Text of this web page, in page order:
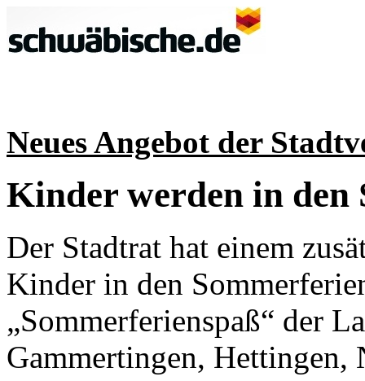
Neues Angebot der
Kinder werden in den
Der Stadtrat hat einem
Kinder in den
„Sommerferienspaß“ der
Gammertingen, Hettingen,